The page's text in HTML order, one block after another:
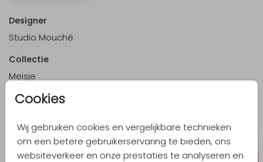
Cookies
Wij gebruiken cookies en vergelijkbare technieken
om een betere gebruikerservaring te bieden, ons
websiteverkeer en onze prestaties te analyseren en
Designer
Studio Mouché
Collectie
Meisje